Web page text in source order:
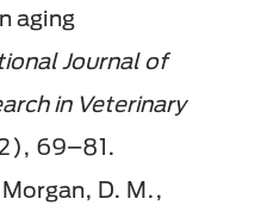
aging
Journal of
in Veterinary
69–81.
D. M.,